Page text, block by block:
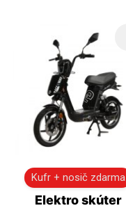
Kufr + nosič zdarma
Elektro skúter